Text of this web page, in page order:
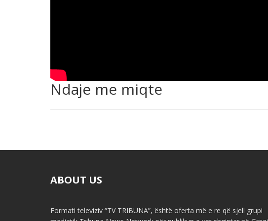
Ndaje me miqte
ABOUT US
Formati televiziv “TV TRIBUNA”, është oferta më e re që sjell grupi